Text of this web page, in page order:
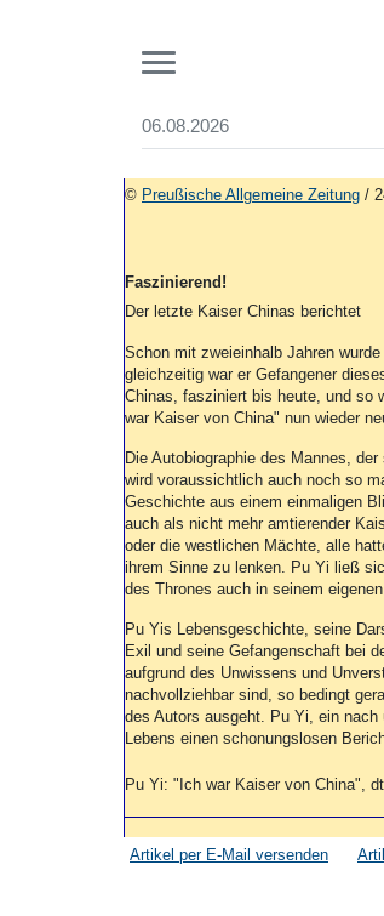
06.08.2026
Start
Abonnenten-Login
Abonnent werden
Archiv
Mediadaten
Suchen und
© Preußische Allgemeine Zeitung /
Faszinierend!
Der letzte Kaiser Chinas berichtet
Schon mit zweieinhalb Jahren
gleichzeitig war er Gefangener
Chinas, fasziniert bis heute, und so
war Kaiser von China" nun wieder
Die Autobiographie des Mannes,
wird voraussichtlich auch noch so
Geschichte aus einem einmaligen
auch als nicht mehr amtierender
oder die westlichen Mächte, alle
ihrem Sinne zu lenken. Pu Yi ließ
des Thrones auch in seinem
Pu Yis Lebensgeschichte, seine
Exil und seine Gefangenschaft bei
aufgrund des Unwissens und
nachvollziehbar sind, so bedingt
des Autors ausgeht. Pu Yi, ein
Lebens einen schonungslosen
Pu Yi: "Ich war Kaiser von China",
Artikel per E-Mail versenden